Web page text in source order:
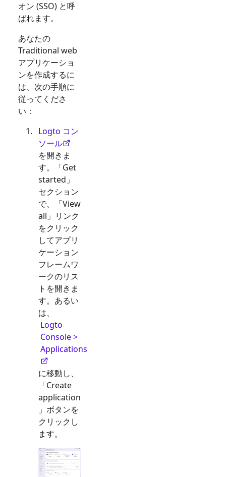
オン (SSO) と呼
ばれます。
あなたの
Traditional web
アプリケーショ
ンを作成するに
は、次の手順に
従ってくださ
い：
Logto コン
ソール
を開きま
す。「Get
started」
セクション
で、「View
all」リンク
をクリック
してアプリ
ケーション
フレームワ
ークのリス
トを開きま
す。あるい
は、
Logto
Console >
Applications
に移動し、
「Create
application
」ボタンを
クリックし
ます。